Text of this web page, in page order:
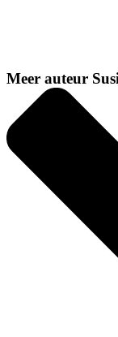
Meer auteur